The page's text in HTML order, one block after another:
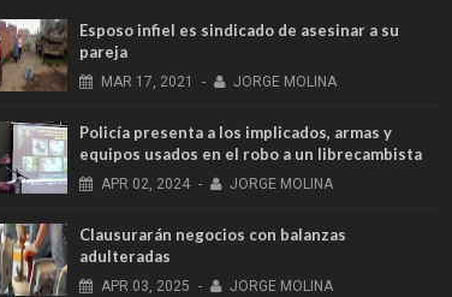
Esposo infiel es sindicado de asesinar a su
pareja
MAR 17, 2021 - JORGE MOLINA
Policía presenta a los implicados, armas y
equipos usados en el robo a un librecambista
APR 02, 2024 - JORGE MOLINA
Clausurarán negocios con balanzas
adulteradas
APR 03, 2025 - JORGE MOLINA